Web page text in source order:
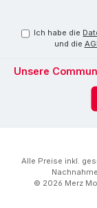
Ich habe die
und die
Unsere
Alle Preise inkl.
© 2026 Merz